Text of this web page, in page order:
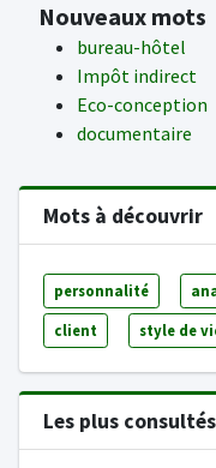
Nouveaux mots
bureau-hôtel
Impôt indirect
Eco-conception
documentaire
Mots à découvrir
personnalité
client style de
Les plus consultés